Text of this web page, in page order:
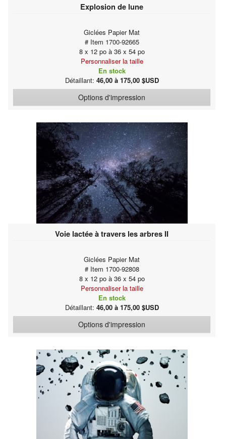
Explosion de lune
Giclées Papier Mat
# Item 1700-92665
8 x 12 po à 36 x 54 po
Personnaliser la taille
En stock
Détaillant: 46,00 à 175,00 $USD
Options d'impression
Voie lactée à travers les arbres II
Giclées Papier Mat
# Item 1700-92808
8 x 12 po à 36 x 54 po
Personnaliser la taille
En stock
Détaillant: 46,00 à 175,00 $USD
Options d'impression